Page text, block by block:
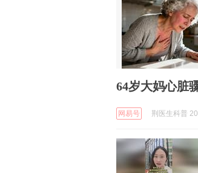
64岁大妈心脏
网易号 荆医生科普